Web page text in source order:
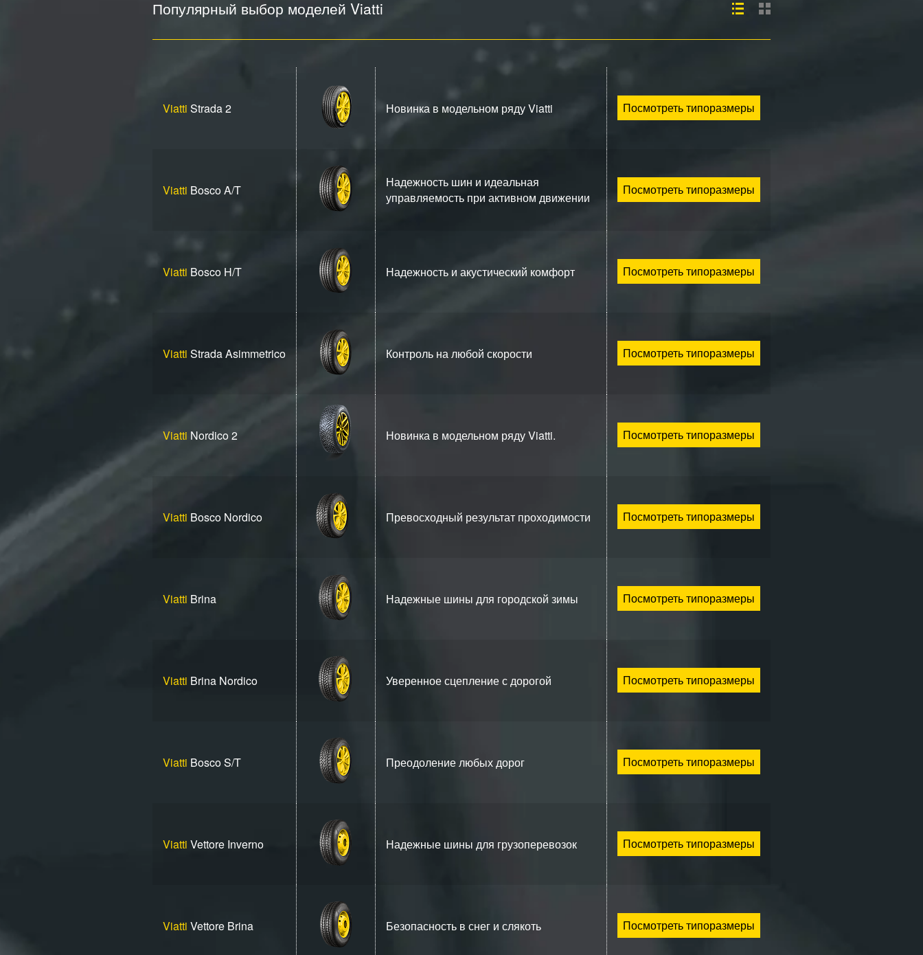
Популярный выбор моделей Viatti
Viatti Strada 2 Новинка в модельном ряду Viatti Посмотреть типоразмеры
Viatti Bosco A/T
Надежность шин и идеальная
управляемость при активном движении
Посмотреть типоразмеры
Viatti Bosco H/T Надежность и акустический комфорт Посмотреть типоразмеры
Viatti Strada Asimmetrico Контроль на любой скорости Посмотреть типоразмеры
Viatti Nordico 2 Новинка в модельном ряду Viatti. Посмотреть типоразмеры
Viatti Bosco Nordico Превосходный результат проходимости Посмотреть типоразмеры
Viatti Brina Надежные шины для городской зимы Посмотреть типоразмеры
Viatti Brina Nordico Уверенное сцепление с дорогой Посмотреть типоразмеры
Viatti Bosco S/T Преодоление любых дорог Посмотреть типоразмеры
Viatti Vettore Inverno Надежные шины для грузоперевозок Посмотреть типоразмеры
Viatti Vettore Brina Безопасность в снег и слякоть Посмотреть типоразмеры